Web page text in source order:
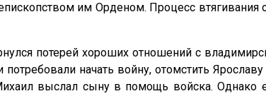
им Орденом. Процесс
потерей хороших отношений с
начать войну, отомстить
выслал сыну в помощь войска. Однако